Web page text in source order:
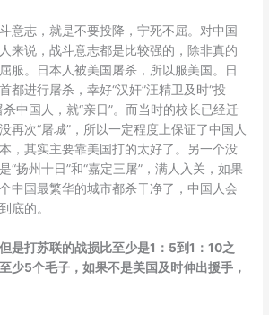
意志，就是不要投降，宁死不屈。对中国
来说，战斗意志都是比较强的，除非真的
服。日本人被美国屠杀，所以服美国。日
都进行屠杀，幸好“汉奸”汪精卫及时“投
中国人，就“亲日”。而当时的校长已经迁
再次“屠城”，所以一定程度上保证了中国人
，其实主要靠美国打的太好了。另一个没
“扬州十日”和“嘉定三屠”，满人入关，如果
中国最繁华的城市都杀干净了，中国人会
底的。
是打苏联的战损比至少是1：5到1：10之
少5个毛子，如果不是美国及时伸出援手，